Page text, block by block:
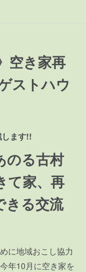
空き家再
ストハウ
ます!!
のる古村
て家、再
きる交流
に地域おこし協力
年10月に空き家を